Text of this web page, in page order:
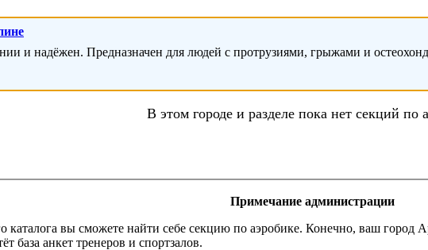
и надёжен. Предназначен для людей с протрузиями, грыжами и
В этом городе и разделе пока нет секций по
Примечание администрации
вы сможете найти себе секцию по аэробике. Конечно, ваш город
база анкет тренеров и спортзалов.